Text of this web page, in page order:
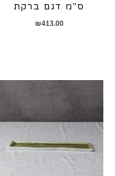
ס"מ דגם ברקת
₪413.00